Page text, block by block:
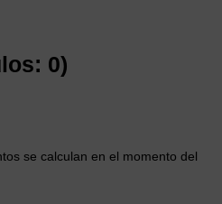
0)
se calculan en el momento del